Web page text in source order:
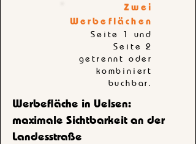
Zwei
Werbeflächen
Seite 1 und
Seite 2
getrennt oder
kombiniert
buchbar.
Werbefläche in Uelsen:
maximale Sichtbarkeit an der
Landesstraße